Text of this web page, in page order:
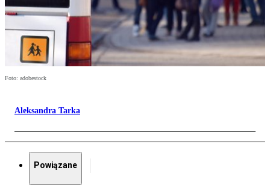
Foto: adobestock
Aleksandra Tarka
Powiązane